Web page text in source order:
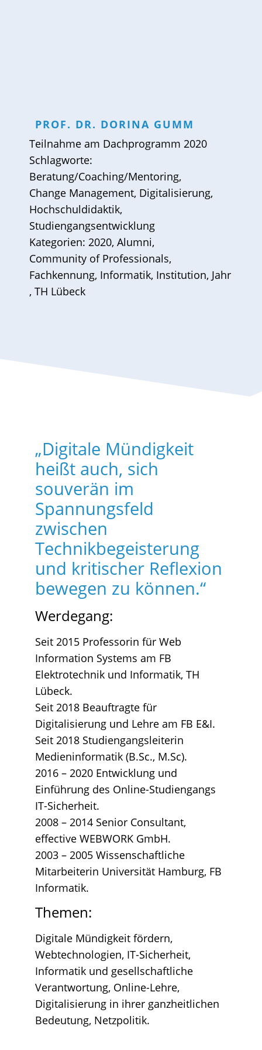
PROF. DR. DORINA GUMM
Teilnahme am Dachprogramm 2020
Schlagworte:
Beratung/Coaching/Mentoring,
Change Management, Digitalisierung,
Hochschuldidaktik,
Studiengangsentwicklung
Kategorien: 2020, Alumni,
Community of Professionals,
Fachkennung, Informatik, Institution, Jahr
, TH Lübeck
„Digitale Mündigkeit
heißt auch, sich
souverän im
Spannungsfeld
zwischen
Technikbegeisterung
und kritischer Reflexion
bewegen zu können.“
Werdegang:
Seit 2015 Professorin für Web
Information Systems am FB
Elektrotechnik und Informatik, TH
Lübeck.
Seit 2018 Beauftragte für
Digitalisierung und Lehre am FB E&I.
Seit 2018 Studiengangsleiterin
Medieninformatik (B.Sc., M.Sc).
2016 – 2020 Entwicklung und
Einführung des Online-Studiengangs
IT-Sicherheit.
2008 – 2014 Senior Consultant,
effective WEBWORK GmbH.
2003 – 2005 Wissenschaftliche
Mitarbeiterin Universität Hamburg, FB
Informatik.
Themen:
Digitale Mündigkeit fördern,
Webtechnologien, IT-Sicherheit,
Informatik und gesellschaftliche
Verantwortung, Online-Lehre,
Digitalisierung in ihrer ganzheitlichen
Bedeutung, Netzpolitik.